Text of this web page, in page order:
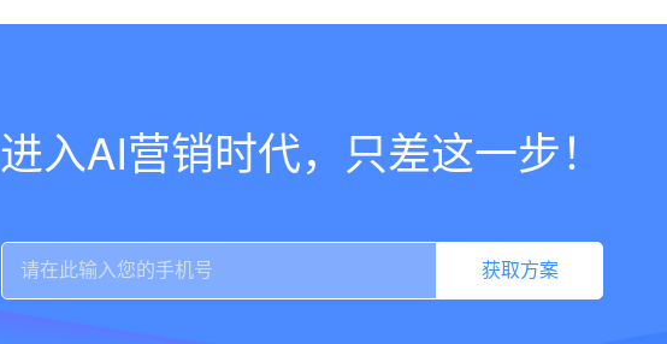
进入AI营销时代，只差这一步！
获取方案